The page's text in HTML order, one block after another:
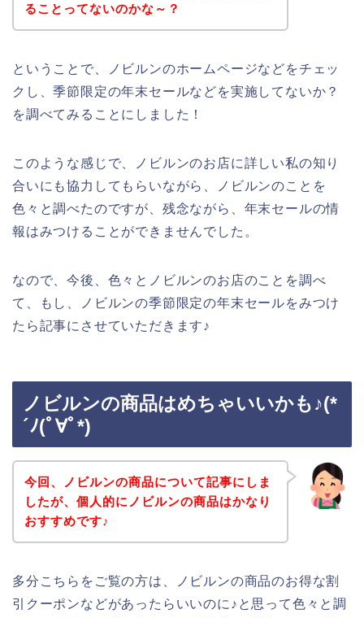
ることってないのかな～？
ということで、ノビルンのホームページなどをチェッ
クし、季節限定の年末セールなどを実施してないか？
を調べてみることにしました！
このような感じで、ノビルンのお店に詳しい私の知り
合いにも協力してもらいながら、ノビルンのことを
色々と調べたのですが、残念ながら、年末セールの情
報はみつけることができませんでした。
なので、今後、色々とノビルンのお店のことを調べ
て、もし、ノビルンの季節限定の年末セールをみつけ
たら記事にさせていただきます♪
ノビルンの商品はめちゃいいかも♪(*
´ﾉ(ﾟ∀ﾟ*)
今回、ノビルンの商品について記事にしま
したが、個人的にノビルンの商品はかなり
おすすめです♪
多分こちらをご覧の方は、ノビルンの商品のお得な割
引クーポンなどがあったらいいのに♪と思って色々と調